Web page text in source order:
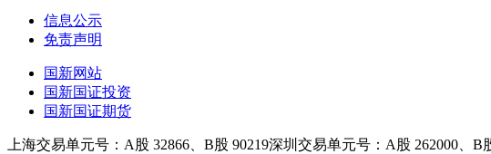
信息公示
免责声明
国新网站
国新国证投资
国新国证期货
上海交易单元号：A股 32866、B股 90219深圳交易单元号：A股 262000、B